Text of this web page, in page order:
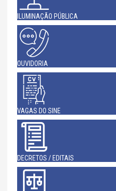
ILUMINAÇÃO PÚBLICA
OUVIDORIA
VAGAS DO SINE
DECRETOS / EDITAIS